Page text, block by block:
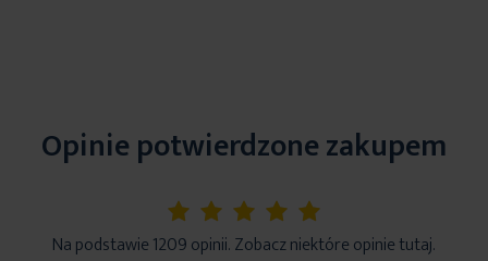
Opinie potwierdzone zakupem
5%
Na podstawie 1209 opinii. Zobacz niektóre opinie tutaj.